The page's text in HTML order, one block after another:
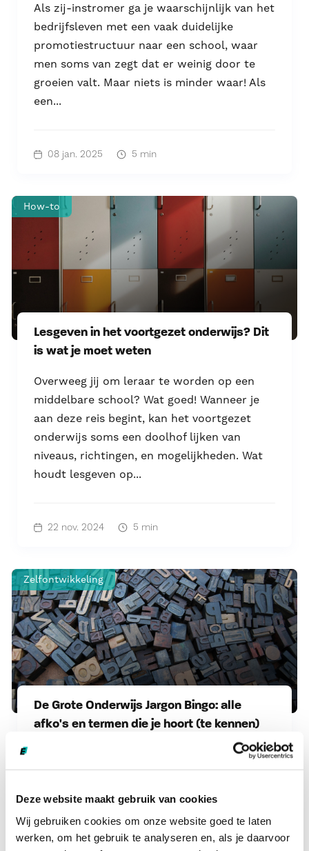
Deze website maakt gebruik van cookies
Wij gebruiken cookies om onze website goed te laten
werken, om het gebruik te analyseren en, als je daarvoor
Als zij-instromer ga je waarschijnlijk van het
bedrijfsleven met een vaak duidelijke
promotiestructuur naar een school, waar
men soms van zegt dat er weinig door te
groeien valt. Maar niets is minder waar! Als
een...
08 jan. 2025 5 min
How-to
Lesgeven in het voortgezet onderwijs? Dit
is wat je moet weten
Overweeg jij om leraar te worden op een
middelbare school? Wat goed! Wanneer je
aan deze reis begint, kan het voortgezet
onderwijs soms een doolhof lijken van
niveaus, richtingen, en mogelijkheden. Wat
houdt lesgeven op...
22 nov. 2024 5 min
Zelfontwikkeling
De Grote Onderwijs Jargon Bingo: alle
afko's en termen die je hoort (te kennen)
Je krijgt in een nieuwe baan om de
onderwijs niet anders. Daarom bespreken
we in deze blog alle begrippen waar jij in